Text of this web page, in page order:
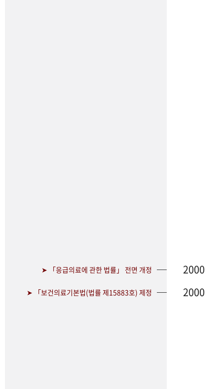
➤ 「응급의료에 관한 법률」 전면 개정 2000
➤ 「보건의료기본법(법률 제15883호) 제정 2000